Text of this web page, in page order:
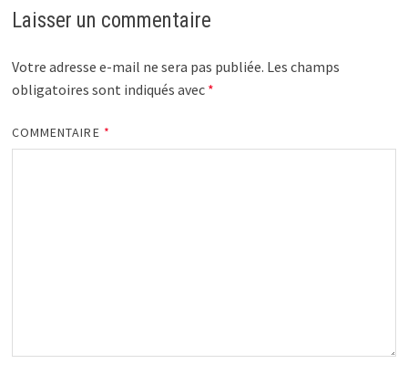
Laisser un commentaire
Votre adresse e-mail ne sera pas publiée. Les champs
obligatoires sont indiqués avec *
COMMENTAIRE *